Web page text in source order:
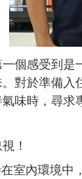
個感受到
對於準備
味時，尋求
！
室內環境